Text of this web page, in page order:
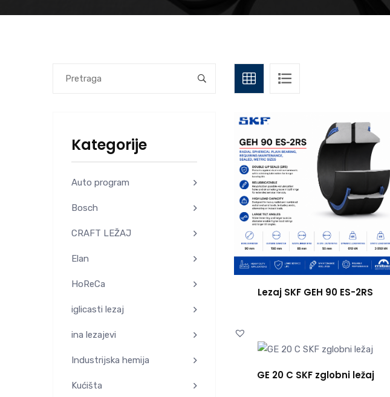
Kategorije
Auto program
Bosch
CRAFT LEŽAJ
Elan
HoReCa
iglicasti lezaj
ina lezajevi
Industrijska hemija
Kućišta
Lezaj SKF GEH 90 ES-2RS
GE 20 C SKF zglobni ležaj